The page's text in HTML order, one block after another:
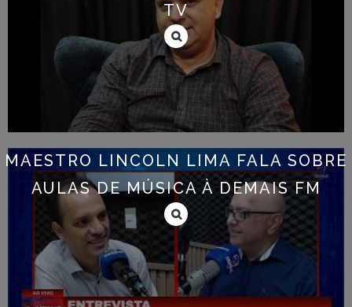
TV
MAESTRO LINCOLN LIMA FALA SOBRE
AULAS DE MÚSICA À DEMAIS FM